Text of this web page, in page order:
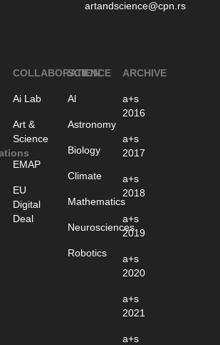
artandscience@cpn.rs
COLLABORATION
Ai Lab
Art &
Science
EMAP
EU
Digital
Deal
SCIENCE
Al
Astronomy
Biology
Climate
Mathematics
Neurosciences
Robotics
ARCHIVE
a+s
2016
a+s
2017
a+s
2018
a+s
2019
a+s
2020
a+s
2021
a+s